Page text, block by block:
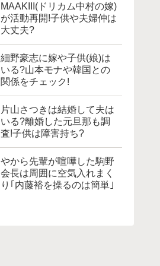
MAAKIII(ドリカム中村の嫁)
が活動再開!子供や夫婦仲は
大丈夫?
細野豪志に嫁や子供(娘)は
いる?山本モナや韓国との
関係をチェック!
片山さつきは結婚して夫は
いる?離婚した元旦那も調
査!子供は障害持ち?
やから先輩が喧嘩した駒野
会長は周囲に空気入れまく
り｢内藤裕を操るのは簡単｣